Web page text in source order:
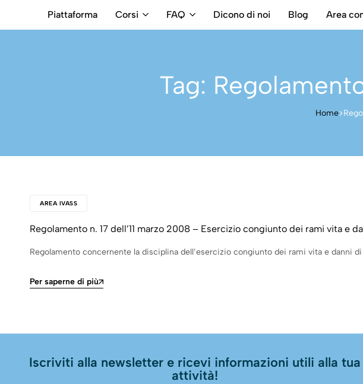
Piattaforma Corsi FAQ Dicono di noi Blog Area
Tag:
Home
AREA IVASS
Regolamento n. 17 dell’11 marzo 2008 – Esercizio congiunto dei rami vita e
Regolamento concernente la disciplina dell’esercizio congiunto dei rami vita e danni
Per saperne di più
Iscriviti alla newsletter e ricevi informazioni utili alla tua
attività!